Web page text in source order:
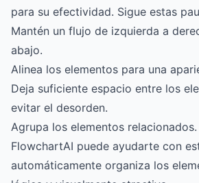
para su efectividad. Sigue estas
Mantén un flujo de izquierda a
abajo.
Alinea los elementos para una
Deja suficiente espacio entre los
evitar el desorden.
Agrupa los elementos relacionados.
FlowchartAI puede ayudarte con
automáticamente organiza los